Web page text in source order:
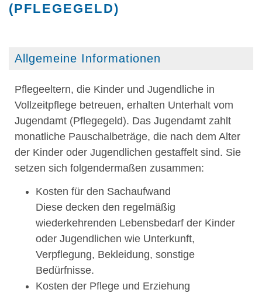
(PFLEGEGELD)
Allgemeine Informationen
Pflegeeltern, die Kinder und Jugendliche in
Vollzeitpflege betreuen, erhalten Unterhalt vom
Jugendamt (Pflegegeld). Das Jugendamt zahlt
monatliche Pauschalbeträge, die nach dem Alter
der Kinder oder Jugendlichen gestaffelt sind. Sie
setzen sich folgendermaßen zusammen:
Kosten für den Sachaufwand
Diese decken den regelmäßig
wiederkehrenden Lebensbedarf der Kinder
oder Jugendlichen wie Unterkunft,
Verpflegung, Bekleidung, sonstige
Bedürfnisse.
Kosten der Pflege und Erziehung